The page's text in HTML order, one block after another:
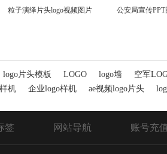
粒子演绎片头logo视频图片 公安局宣传PPT
logo片头模板 LOGO logo墙
空军
机 企业logo样机 ae视频logo片头
签 网站导航 账号充